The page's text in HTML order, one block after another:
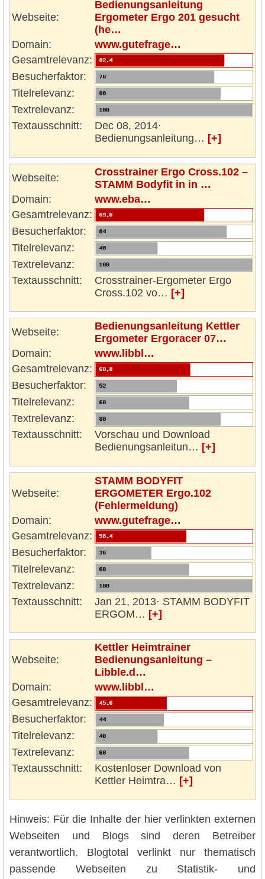
Webseite:
Bedienungsanleitung
Ergometer Ergo 201 gesucht
(he…
Domain:
www.gutefrage…
Gesamtrelevanz:
Besucherfaktor:
Titelrelevanz:
Textrelevanz:
Textausschnitt:
Dec 08, 2014·
Bedienungsanleitung… [+]
Webseite:
Crosstrainer Ergo Cross.102 –
STAMM Bodyfit in in …
Domain:
www.eba…
Gesamtrelevanz:
Besucherfaktor:
Titelrelevanz:
Textrelevanz:
Textausschnitt:
Crosstrainer-Ergometer Ergo
Cross.102 vo… [+]
Webseite:
Bedienungsanleitung Kettler
Ergometer Ergoracer 07…
Domain:
www.libbl…
Gesamtrelevanz:
Besucherfaktor:
Titelrelevanz:
Textrelevanz:
Textausschnitt:
Vorschau und Download
Bedienungsanleitun… [+]
Webseite:
STAMM BODYFIT
ERGOMETER Ergo.102
(Fehlermeldung)
Domain:
www.gutefrage…
Gesamtrelevanz:
Besucherfaktor:
Titelrelevanz:
Textrelevanz:
Textausschnitt:
Jan 21, 2013· STAMM BODYFIT
ERGOM… [+]
Webseite:
Kettler Heimtrainer
Bedienungsanleitung –
Libble.d…
Domain:
www.libbl…
Gesamtrelevanz:
Besucherfaktor:
Titelrelevanz:
Textrelevanz:
Textausschnitt:
Kostenloser Download von
Kettler Heimtra… [+]
Hinweis: Für die Inhalte der hier verlinkten externen
Webseiten und Blogs sind deren Betreiber
verantwortlich. Blogtotal verlinkt nur thematisch
passende Webseiten zu Statistik- und